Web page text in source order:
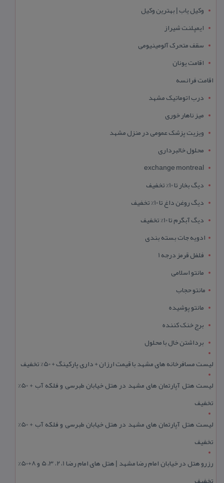
وکیل یاب | بهترین وکیل
ایمپلنت شیراز
سقف متحرک آلومینیومی
اقامت یونان
اقامت فرانسه
درب اتوماتیک مشهد
میز ناهار خوری
ویزیت پزشک عمومی در منزل مشهد
محلول خالبرداری
exchange montreal
دیگ بخار تا 10% تخفیف
دیگ روغن داغ تا 10% تخفیف
دیگ آبگرم تا 10% تخفیف
ادویه جات بسته بندی
فلفل قرمز درجه 1
مانتو اسلامی
مانتو حجاب
مانتو پوشیده
برج خنک کننده
برداشتن خال با محلول
لیست مسافرخانه های مشهد با قیمت ارزان + داری پارکینگ + 50% تخفیف
لیست هتل آپارتمان های مشهد در هتل خیابان طبرسی و فلکه آب + 50%
تخفیف
لیست هتل آپارتمان های مشهد در هتل خیابان طبرسی و فلکه آب + 50%
تخفیف
رزرو هتل در خیابان امام رضا مشهد | هتل‌ های امام رضا 1، 2، 3، 5 و 8+50%